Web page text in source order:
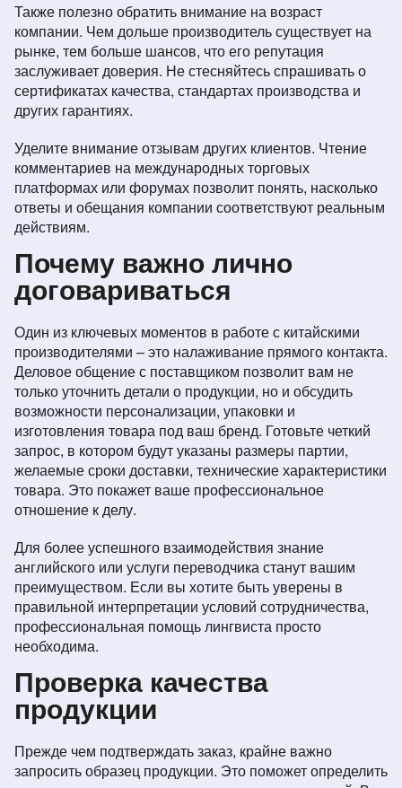
Также полезно обратить внимание на возраст
компании. Чем дольше производитель существует на
рынке, тем больше шансов, что его репутация
заслуживает доверия. Не стесняйтесь спрашивать о
сертификатах качества, стандартах производства и
других гарантиях.
Уделите внимание отзывам других клиентов. Чтение
комментариев на международных торговых
платформах или форумах позволит понять, насколько
ответы и обещания компании соответствуют реальным
действиям.
Почему важно лично
договариваться
Один из ключевых моментов в работе с китайскими
производителями – это налаживание прямого контакта.
Деловое общение с поставщиком позволит вам не
только уточнить детали о продукции, но и обсудить
возможности персонализации, упаковки и
изготовления товара под ваш бренд. Готовьте четкий
запрос, в котором будут указаны размеры партии,
желаемые сроки доставки, технические характеристики
товара. Это покажет ваше профессиональное
отношение к делу.
Для более успешного взаимодействия знание
английского или услуги переводчика станут вашим
преимуществом. Если вы хотите быть уверены в
правильной интерпретации условий сотрудничества,
профессиональная помощь лингвиста просто
необходима.
Проверка качества
продукции
Прежде чем подтверждать заказ, крайне важно
запросить образец продукции. Это поможет определить